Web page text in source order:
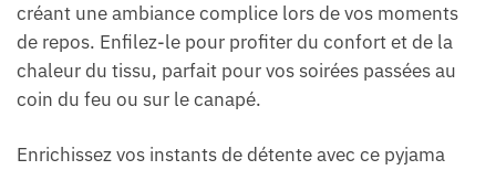
créant une ambiance complice lors de vos moments
de repos. Enfilez-le pour profiter du confort et de la
chaleur du tissu, parfait pour vos soirées passées au
coin du feu ou sur le canapé.
Enrichissez vos instants de détente avec ce pyjama